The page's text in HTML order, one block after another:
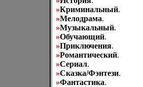
»Криминальный.
»Мелодрама.
»Музыкальный.
»Обучающий.
»Приключения.
»Романтический.
»Сериал.
»Сказка/Фэнтези.
»Фантастика.